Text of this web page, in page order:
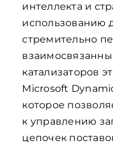
интеллекта и
использованию
стремительно
катализаторов
Microsoft
которое
к управлению
цепочек